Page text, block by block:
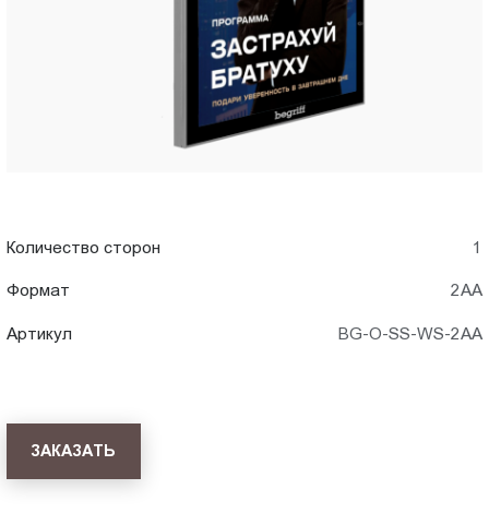
Количество сторон 1
Формат 2АА
Артикул BG-O-SS-WS-2AA
ЗАКАЗАТЬ